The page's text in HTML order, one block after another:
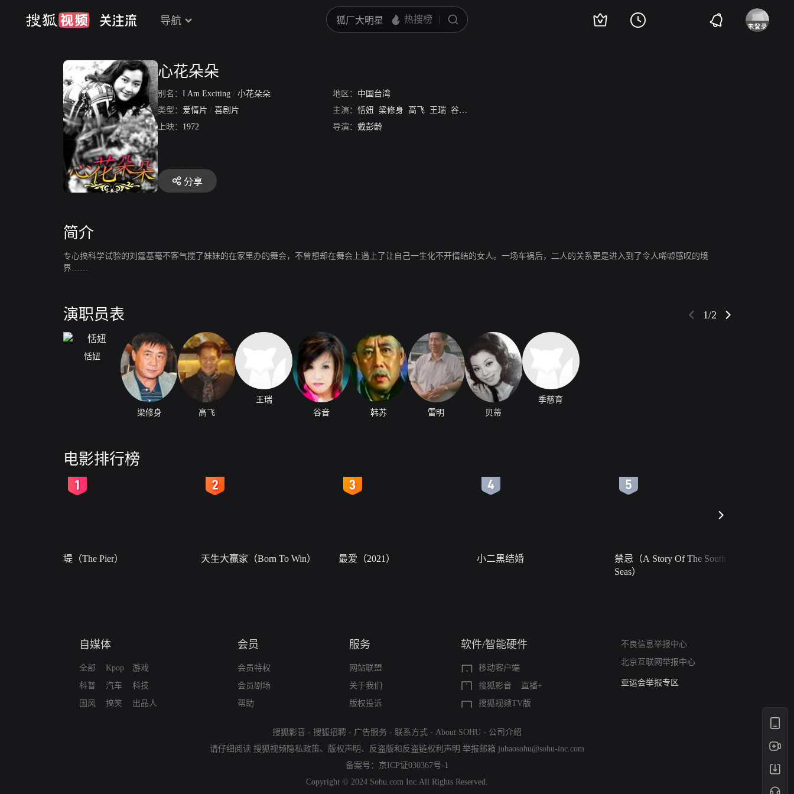
导航
心花朵朵
别名： I Am Exciting / 小花朵朵 地区： 中国台湾
类型： 爱情片 / 喜剧片 主演： 恬妞 梁修身 高飞 王瑞 谷音
上映： 1972 导演： 戴彭龄
分享
简介
专心搞科学试验的刘霆基毫不客气搅了妹妹的在家里办的舞会，不曾想却在舞会上遇上了让自己一生化不开情结的女人。一场车祸后，二人的关系更是进入到了令人唏嘘感叹的境
界……
演职员表 1/2
恬妞
梁修身 高飞
王瑞
谷音
韩苏 雷明 贝蒂
季慈育
电影排行榜
堤（The Pier） 天生大赢家（Born To Win） 最爱（2021） 小二黑结婚
禁忌（A Story Of The South
Seas）
自媒体
全部
科普
国风
Kpop
汽车
搞笑
游戏
科技
出品人
会员
会员特权
会员剧场
帮助
服务
网站联盟
关于我们
版权投诉
软件/智能硬件
移动客户端
搜狐影音
直播+
搜狐视频TV版
不良信息举报中心
北京互联网举报中心
算法推荐专项举报
亚运会举报专区
搜狐影音 - 搜狐招聘 - 广告服务 - 联系方式 - About SOHU - 公司介绍
请仔细阅读 搜狐视频隐私政策、 版权声明 、 反盗版和反盗链权利声明 举报邮箱 jubaosohu@sohu-inc.com
备案号： 京ICP证030367号-1
Copyright © 2024 Sohu.com Inc.All Rights Reserved.